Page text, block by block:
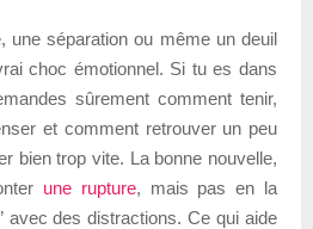
une séparation ou même un deuil
choc émotionnel. Si tu es dans
sûrement comment tenir,
et comment retrouver un peu
bien trop vite. La bonne nouvelle,
une rupture, mais pas en la
avec des distractions. Ce qui aide